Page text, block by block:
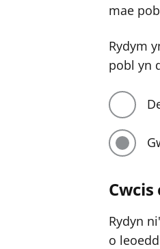
mae
Rydym
pobl yn
Rydyn
o